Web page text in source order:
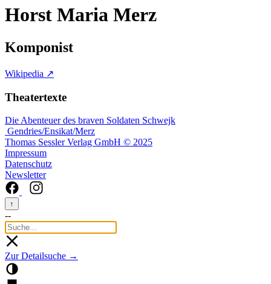
Horst Maria Merz
Komponist
Wikipedia ↗
Theatertexte
Die Abenteuer des braven Soldaten Schwejk
Gendries/Ensikat/Merz
Thomas Sessler Verlag GmbH © 2025
Impressum
Datenschutz
Newsletter
↑
--
Zur Detailsuche →